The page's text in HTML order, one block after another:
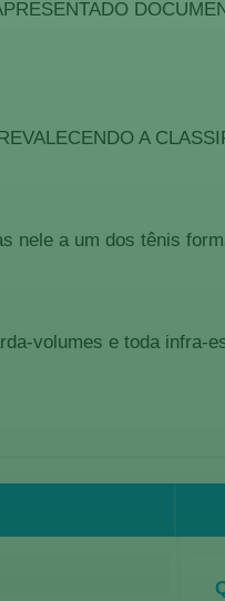
A
nele a um dos tênis
volumes e toda infra-